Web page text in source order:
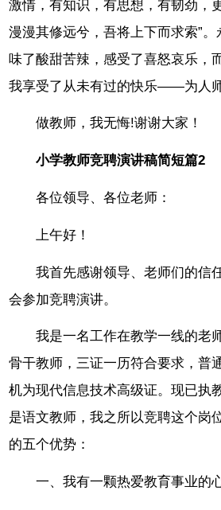
激情，有知识，有思想，有韧劲，
漫漫其修远兮，吾将上下而求索”
味了酸甜苦辣，感受了喜怒哀乐，
我享受了从未有过的快乐——为人师
做教师，我无悔!谢谢大家！
小学教师竞聘演讲稿简短篇2
各位领导、各位老师：
上午好！
我首先感谢领导、老师们的信
会参加竞聘演讲。
我是一名工作在教学一线的老
骨干教师，三证一历符合要求，普
机为现代信息技术高级证。现已执
是语文教师，我之所以竞聘这个岗
的五个优势：
一、我有一颗热爱教育事业的